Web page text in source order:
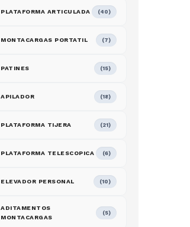
PLATAFORMA ARTICULADA (40)
MONTACARGAS PORTATIL (7)
PATINES (15)
APILADOR (18)
PLATAFORMA TIJERA (21)
PLATAFORMA TELESCOPICA (6)
ELEVADOR PERSONAL (10)
ADITAMENTOS
MONTACARGAS
(5)